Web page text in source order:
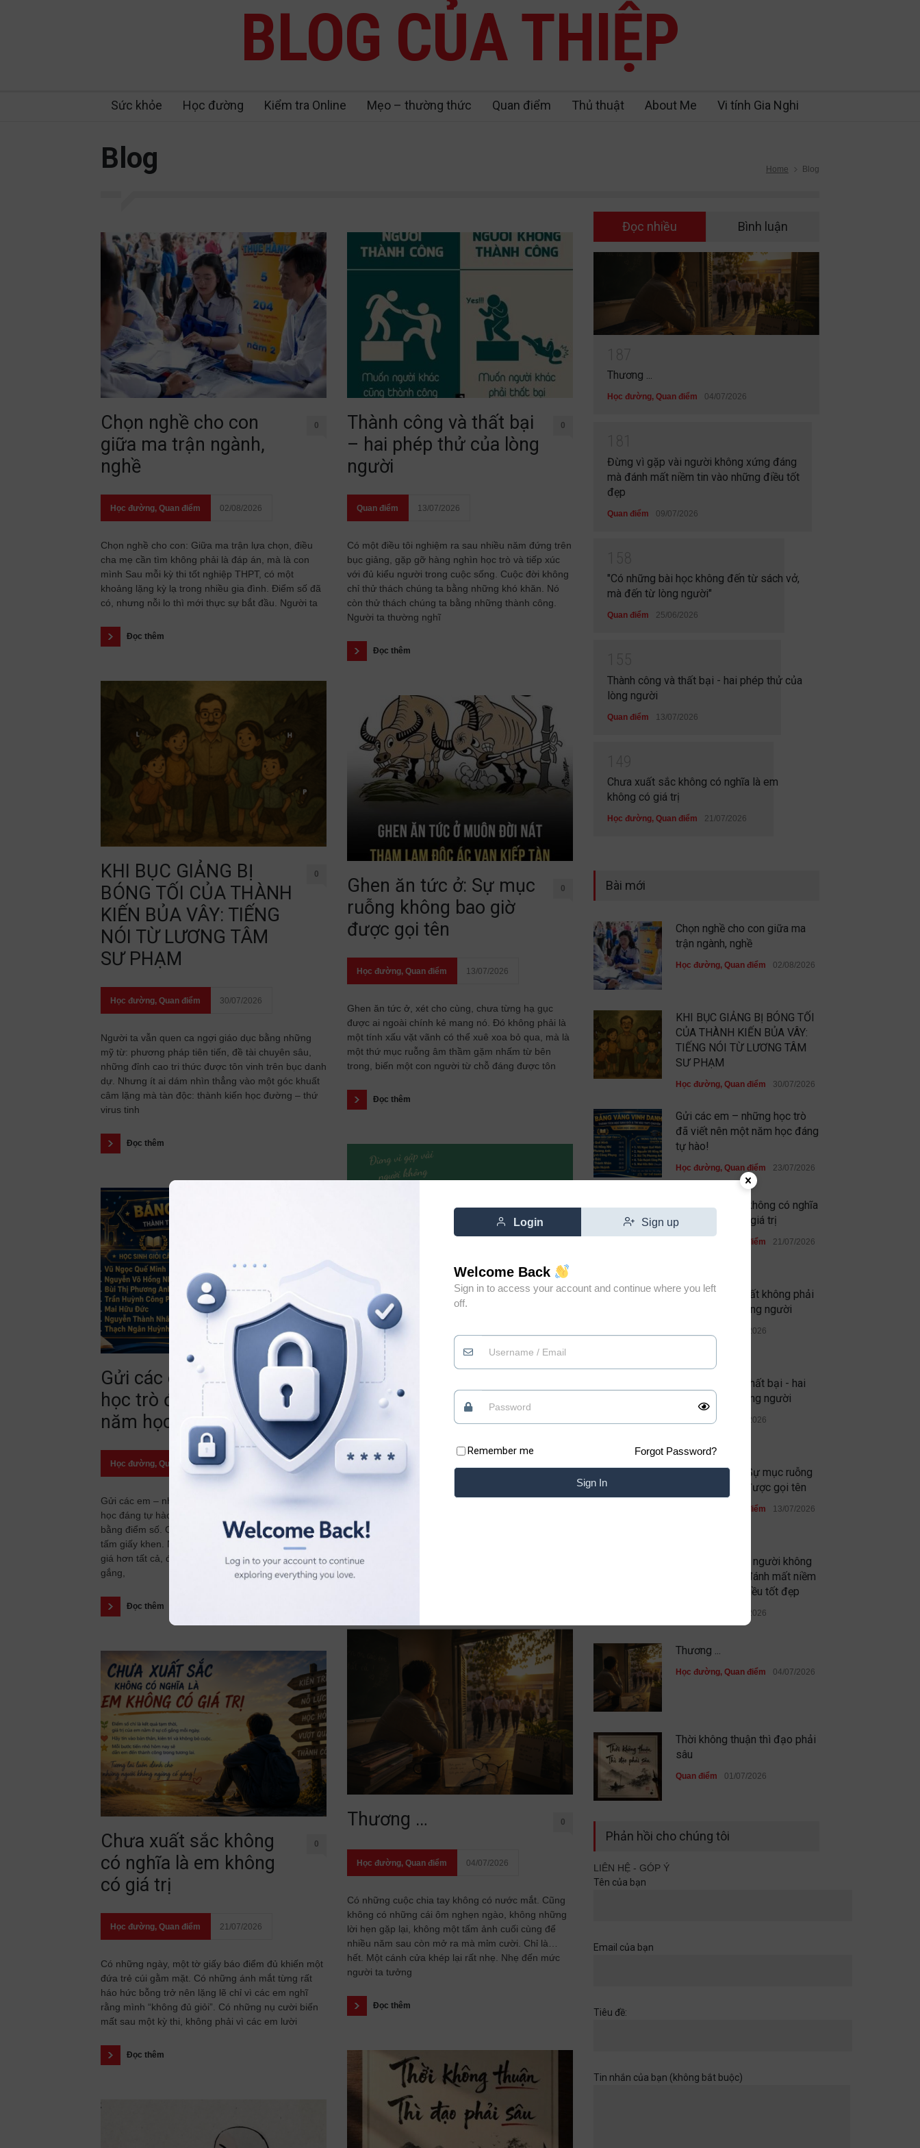
BLOG CỦA THIỆP
Sức khỏe Học đường Kiểm tra Online Mẹo – thường thức Quan điểm Thủ thuật About Me Vi tính Gia Nghi
Blog Home Blog
Chọn nghề cho con
giữa ma trận ngành,
nghề
0
Học đường, Quan điểm 02/08/2026
Chọn nghề cho con: Giữa ma trận lựa chọn, điều
cha mẹ cần tìm không phải là đáp án, mà là con
mình Sau mỗi kỳ thi tốt nghiệp THPT, có một
khoảng lặng kỳ lạ trong nhiều gia đình. Điểm số đã
có, nhưng nỗi lo thì mới thực sự bắt đầu. Người ta
Đọc thêm
KHI BỤC GIẢNG BỊ
BÓNG TỐI CỦA THÀNH
KIẾN BỦA VÂY: TIẾNG
NÓI TỪ LƯƠNG TÂM
SƯ PHẠM
0
Học đường, Quan điểm 30/07/2026
Người ta vẫn quen ca ngợi giáo dục bằng những
mỹ từ: phương pháp tiên tiến, đề tài chuyên sâu,
những đỉnh cao tri thức được tôn vinh trên bục danh
dự. Nhưng ít ai dám nhìn thẳng vào một góc khuất
câm lặng mà tàn độc: thành kiến học đường – thứ
virus tinh
Đọc thêm
Gửi các em – những
học trò đã viết nên một
năm học đáng tự hào!
Học đường, Quan điểm 23/07/2026
Gửi các em – những học trò đã viết nên một năm
học đáng tự hào! Có những thành tích được ghi
bằng điểm số. Có những thành tích được ghi bằng
tấm giấy khen. Nhưng có một thành tích còn quý
giá hơn tất cả, đó là những tháng ngày bền bỉ cố
gắng,
Đọc thêm
Chưa xuất sắc không
có nghĩa là em không
có giá trị
0
Học đường, Quan điểm 21/07/2026
Có những ngày, một tờ giấy báo điểm đủ khiến một
đứa trẻ cúi gằm mặt. Có những ánh mắt từng rất
háo hức bỗng trở nên lặng lẽ chỉ vì các em nghĩ
rằng mình “không đủ giỏi”. Có những nụ cười biến
mất sau một kỳ thi, không phải vì các em lười
Đọc thêm
Thành công và thất bại
– hai phép thử của lòng
người
0
Quan điểm 13/07/2026
Có một điều tôi nghiệm ra sau nhiều năm đứng trên
bục giảng, gặp gỡ hàng nghìn học trò và tiếp xúc
với đủ kiểu người trong cuộc sống. Cuộc đời không
chỉ thử thách chúng ta bằng những khó khăn. Nó
còn thử thách chúng ta bằng những thành công.
Người ta thường nghĩ
Đọc thêm
Ghen ăn tức ở: Sự mục
ruỗng không bao giờ
được gọi tên
0
Học đường, Quan điểm 13/07/2026
Ghen ăn tức ở, xét cho cùng, chưa từng hạ gục
được ai ngoài chính kẻ mang nó. Đó không phải là
một tính xấu vặt vãnh có thể xuê xoa bỏ qua, mà là
một thứ mục ruỗng âm thầm gặm nhấm từ bên
trong, biến một con người từ chỗ đáng được tôn
Đọc thêm
Đừng vì gặp vài người
không xứng đáng mà
đánh mất niềm tin vào
những điều tốt đẹp
0
Có những lúc, sống “chua” một chút mới giữ được
phần ngọt của đời mình Xin chào những tâm hồn
lại với Blog của Thiệp. Có những bài học của cuộc
đời không nằm trong sách vở. Chỉ cần lặng lẽ đứng
Thương … 0
Học đường, Quan điểm 04/07/2026
Có những cuộc chia tay không có nước mắt. Cũng
không có những cái ôm nghẹn ngào, không những
lời hẹn gặp lại, không một tấm ảnh cuối cùng để
nhiều năm sau còn mở ra mà mỉm cười. Chỉ là…
hết. Một cánh cửa khép lại rất nhẹ. Nhẹ đến mức
người ta tưởng
Đọc thêm
Đọc nhiều Bình luận
Thương ...
Học đường, Quan điểm 04/07/2026
Đừng vì gặp vài người không xứng đáng
mà đánh mất niềm tin vào những điều tốt
đẹp
Quan điểm 09/07/2026
"Có những bài học không đến từ sách vở,
mà đến từ lòng người"
Quan điểm 25/06/2026
Thành công và thất bại - hai phép thử của
lòng người
Quan điểm 13/07/2026
Chưa xuất sắc không có nghĩa là em
không có giá trị
Học đường, Quan điểm 21/07/2026
Bài mới
Chọn nghề cho con giữa ma
trận ngành, nghề
Học đường, Quan điểm 02/08/2026
KHI BỤC GIẢNG BỊ BÓNG TỐI
CỦA THÀNH KIẾN BỦA VÂY:
TIẾNG NÓI TỪ LƯƠNG TÂM
SƯ PHẠM
Học đường, Quan điểm 30/07/2026
Gửi các em – những học trò
đã viết nên một năm học đáng
tự hào!
Học đường, Quan điểm 23/07/2026
Chưa xuất sắc không có nghĩa
là em không có giá trị
Quan điểm 21/07/2026
Thứ đáng sợ nhất không phải
quỷ dữ, mà là lòng người
19/07/2026
Thành công và thất bại - hai
phép thử của lòng người
Quan điểm 13/07/2026
Ghen ăn tức ở: Sự mục ruỗng
không bao giờ được gọi tên
Quan điểm 13/07/2026
Đừng vì gặp vài người không
xứng đáng mà đánh mất niềm
tin vào những điều tốt đẹp
09/07/2026
Thương ...
Học đường, Quan điểm 04/07/2026
Thời không thuận thì đạo phải
sâu
Quan điểm 01/07/2026
Sau cùng, mình đã không đi
cùng nhau
Phản hồi cho chúng tôi
LIÊN HỆ - GÓP Ý
Tên của bạn
Email của bạn
Tiêu đề:
Tin nhắn của bạn (không bắt buộc)
Login Sign up
Welcome Back
Sign in to access your account and continue where you left
off.
Remember me Forgot Password?
Sign In